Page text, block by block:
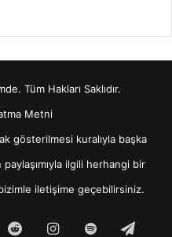
Tüm Hakları Saklıdır.
Metni
gösterilmesi kuralıyla başka
ilgili herhangi bir
iletişime geçebilirsiniz.
RedditInstagram
Spotify